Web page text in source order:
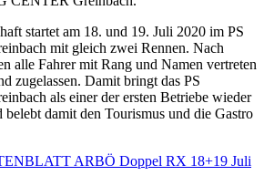
startet am 18. und 19. Juli 2020 im PS
mit gleich zwei Rennen. Nach
alle Fahrer mit Rang und Namen vertreten
zugelassen. Damit bringt das PS
als einer der ersten Betriebe wieder
damit den Tourismus und die Gastro
ARBÖ Doppel RX 18+19 Juli